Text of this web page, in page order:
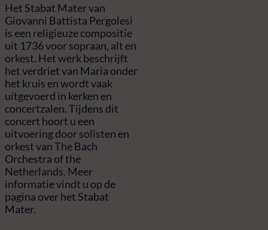
Het Stabat Mater van
Giovanni Battista Pergolesi
is een religieuze compositie
uit 1736 voor sopraan, alt en
orkest. Het werk beschrijft
het verdriet van Maria onder
het kruis en wordt vaak
uitgevoerd in kerken en
concertzalen. Tijdens dit
concert hoort u een
uitvoering door solisten en
orkest van The Bach
Orchestra of the
Netherlands. Meer
informatie vindt u op de
pagina over het Stabat
Mater.